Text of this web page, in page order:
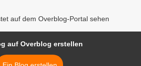
auf dem Overblog-Portal sehen
auf Overblog erstellen